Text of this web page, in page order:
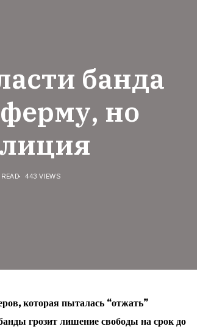
банда
ферму, но
443 VIEWS
которая пыталась “отжать”
грозит лишение свободы на срок до